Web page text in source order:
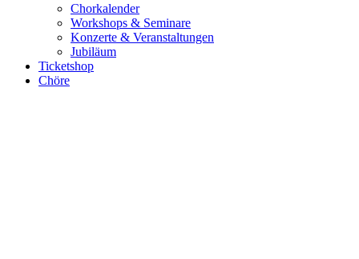
Chorkalender
Workshops & Seminare
Konzerte & Veranstaltungen
Jubiläum
Ticketshop
Chöre